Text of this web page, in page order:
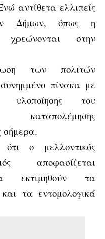
αντίθετα ελλιπείς
Δήμων, όπως η
χρεώνονται στην
των πολιτών
πίνακα με
του
καταπολέμησης
σήμερα.
ότι ο μελλοντικός
αποφασίζεται
εκτιμηθούν τα
και τα εντομολογικά